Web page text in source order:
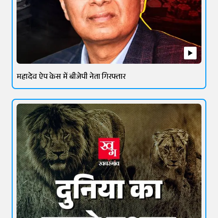
महादेव ऐप केस में बीजेपी नेता गिरफ्तार